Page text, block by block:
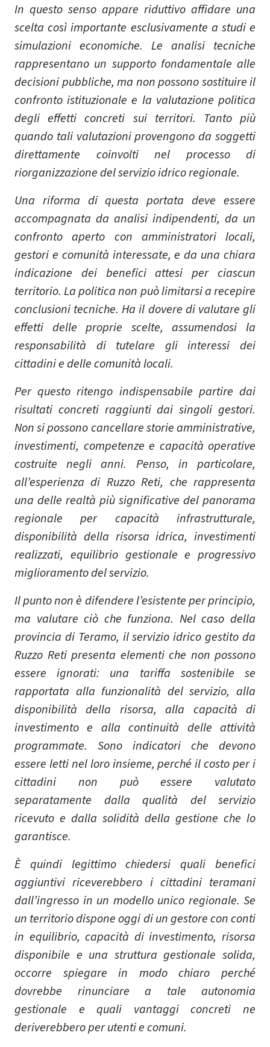
In questo senso appare riduttivo affidare una
scelta così importante esclusivamente a studi e
simulazioni economiche. Le analisi tecniche
rappresentano un supporto fondamentale alle
decisioni pubbliche, ma non possono sostituire il
confronto istituzionale e la valutazione politica
degli effetti concreti sui territori. Tanto più
quando tali valutazioni provengono da soggetti
direttamente coinvolti nel processo di
riorganizzazione del servizio idrico regionale.
Una riforma di questa portata deve essere
accompagnata da analisi indipendenti, da un
confronto aperto con amministratori locali,
gestori e comunità interessate, e da una chiara
indicazione dei benefici attesi per ciascun
territorio. La politica non può limitarsi a recepire
conclusioni tecniche. Ha il dovere di valutare gli
effetti delle proprie scelte, assumendosi la
responsabilità di tutelare gli interessi dei
cittadini e delle comunità locali.
Per questo ritengo indispensabile partire dai
risultati concreti raggiunti dai singoli gestori.
Non si possono cancellare storie amministrative,
investimenti, competenze e capacità operative
costruite negli anni. Penso, in particolare,
all’esperienza di Ruzzo Reti, che rappresenta
una delle realtà più significative del panorama
regionale per capacità infrastrutturale,
disponibilità della risorsa idrica, investimenti
realizzati, equilibrio gestionale e progressivo
miglioramento del servizio.
Il punto non è difendere l’esistente per principio,
ma valutare ciò che funziona. Nel caso della
provincia di Teramo, il servizio idrico gestito da
Ruzzo Reti presenta elementi che non possono
essere ignorati: una tariffa sostenibile se
rapportata alla funzionalità del servizio, alla
disponibilità della risorsa, alla capacità di
investimento e alla continuità delle attività
programmate. Sono indicatori che devono
essere letti nel loro insieme, perché il costo per i
cittadini non può essere valutato
separatamente dalla qualità del servizio
ricevuto e dalla solidità della gestione che lo
garantisce.
È quindi legittimo chiedersi quali benefici
aggiuntivi riceverebbero i cittadini teramani
dall’ingresso in un modello unico regionale. Se
un territorio dispone oggi di un gestore con conti
in equilibrio, capacità di investimento, risorsa
disponibile e una struttura gestionale solida,
occorre spiegare in modo chiaro perché
dovrebbe rinunciare a tale autonomia
gestionale e quali vantaggi concreti ne
deriverebbero per utenti e comuni.